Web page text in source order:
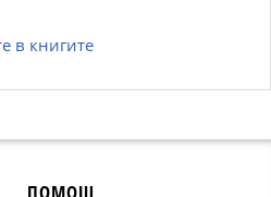
в книгите